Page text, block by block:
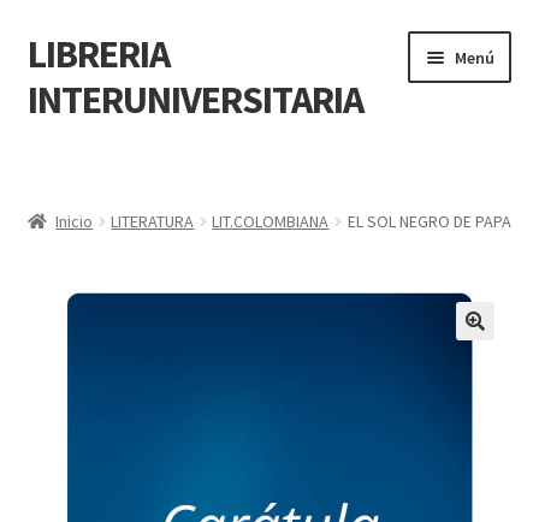
LIBRERIA
INTERUNIVERSITARIA
Menú
Carrito
Inicio LITERATURA LIT.COLOMBIANA EL SOL NEGRO DE PAPA